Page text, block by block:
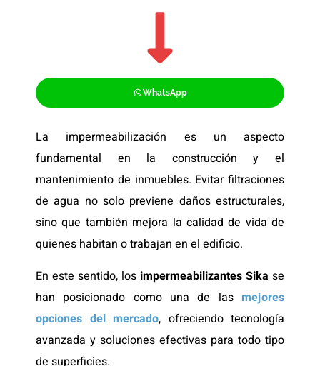
WhatsApp
La impermeabilización es un aspecto
fundamental en la construcción y el
mantenimiento de inmuebles. Evitar filtraciones
de agua no solo previene daños estructurales,
sino que también mejora la calidad de vida de
quienes habitan o trabajan en el edificio.
En este sentido, los impermeabilizantes Sika se
han posicionado como una de las mejores
opciones del mercado, ofreciendo tecnología
avanzada y soluciones efectivas para todo tipo
de superficies.